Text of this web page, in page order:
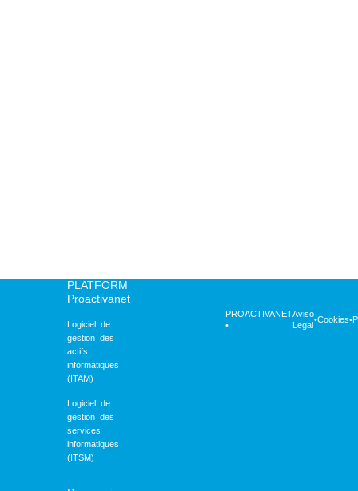
PLATFORM
Proactivanet
Logiciel de
gestion des
actifs
informatiques
(ITAM)
Logiciel de
gestion des
services
informatiques
(ITSM)
PROACTIVANET
•
Aviso
Legal
•Cookies•